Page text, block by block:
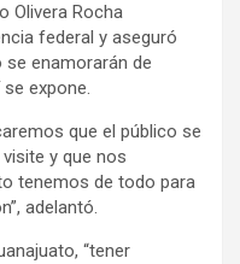
Olivera Rocha
federal y aseguró
enamorarán de
expone.
que el público se
y que nos
tenemos de todo para
adelantó.
“tener